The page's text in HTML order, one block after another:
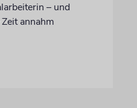
– und
annahm